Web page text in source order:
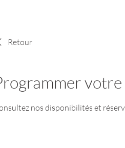
Retour
nos disponibilités et